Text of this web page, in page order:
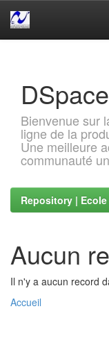
Bienvenue sur
ligne de la
Une meilleure
communauté
Repository |
Aucun
Il n'y a aucun record
Accueil